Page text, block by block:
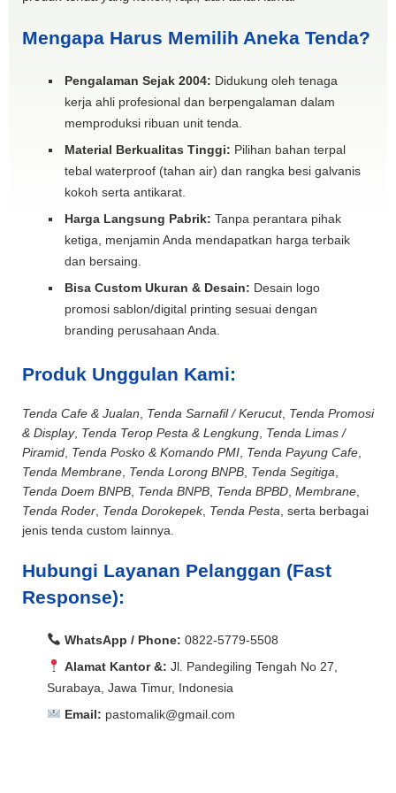
Mengapa Harus Memilih Aneka Tenda?
Pengalaman Sejak 2004: Didukung oleh tenaga
kerja ahli profesional dan berpengalaman dalam
memproduksi ribuan unit tenda.
Material Berkualitas Tinggi: Pilihan bahan terpal
tebal waterproof (tahan air) dan rangka besi galvanis
kokoh serta antikarat.
Harga Langsung Pabrik: Tanpa perantara pihak
ketiga, menjamin Anda mendapatkan harga terbaik
dan bersaing.
Bisa Custom Ukuran & Desain: Desain logo
promosi sablon/digital printing sesuai dengan
branding perusahaan Anda.
Produk Unggulan Kami:
Tenda Cafe & Jualan Tenda Sarnafil / Kerucut, Tenda Promosi
& Display, Tenda Terop Pesta & Lengkung Tenda Limas /
Piramid Tenda Posko & Komando PMI Tenda Payung Cafe
Tenda Membrane Tenda Lorong BNPB Tenda Segitiga
Tenda Doem BNPB Tenda BNPB Tenda BPBD Membrane
Tenda Roder Tenda Dorokepek, Tenda Pesta , serta berbagai
jenis tenda custom lainnya.
Hubungi Layanan Pelanggan (Fast
Response):
WhatsApp / Phone: 0822-5779-5508
Alamat Kantor &: Jl. Pandegiling Tengah No 27,
Surabaya, Jawa Timur, Indonesia
Email: pastomalik@gmail.com